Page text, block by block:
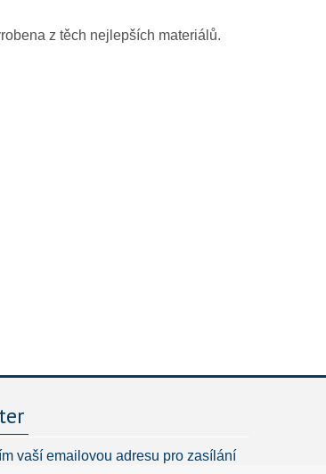
z těch nejlepších materiálů.
vaší emailovou adresu pro zasílání